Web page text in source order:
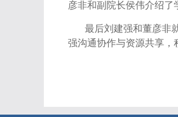
彦非和副院长侯伟介绍
最后刘建强和董彦非
强沟通协作与资源共享，